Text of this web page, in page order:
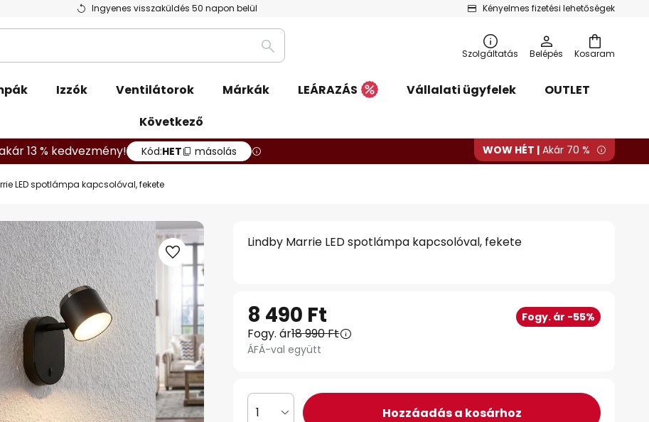
Ingyenes visszaküldés 50 napon belül Kényelmes fizetési lehetőségek
Kosaram
Keresés
Szolgáltatás Belépés
Izzók Ventilátorok Márkák LEÁRAZÁS Vállalati ügyfelek
OUTLET
Következő
13 % kedvezmény! Kód:HET másolás WOW HÉT | Akár 70 %
LED spotlámpa kapcsolóval, fekete
Lindby Marrie LED spotlámpa kapcsolóval, fekete
8 490 Ft Fogy. ár -55%
Fogy. ár18 990 Ft
ÁFÁ-val együtt
1 Hozzáadás a kosárhoz